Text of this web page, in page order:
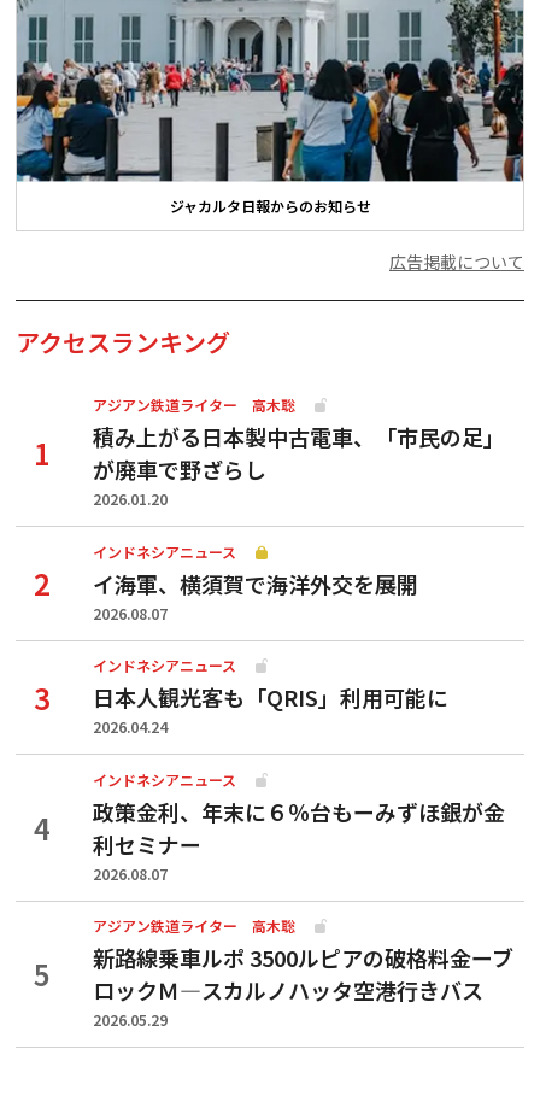
ジャカルタ日報からのお知らせ
広告掲載について
アクセスランキング
アジアン鉄道ライター 高木聡
積み上がる日本製中古電車、「市民の足」
が廃車で野ざらし
2026.01.20
インドネシアニュース
イ海軍、横須賀で海洋外交を展開
2026.08.07
インドネシアニュース
日本人観光客も「QRIS」利用可能に
2026.04.24
インドネシアニュース
政策金利、年末に６％台もーみずほ銀が金
利セミナー
2026.08.07
アジアン鉄道ライター 高木聡
新路線乗車ルポ 3500ルピアの破格料金ーブ
ロックＭ―スカルノハッタ空港行きバス
2026.05.29